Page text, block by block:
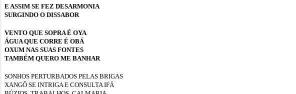
E ASSIM SE FEZ DESARMONIA
SURGINDO O DISSABOR
VENTO QUE SOPRA É OYA
ÁGUA QUE CORRE É OBÁ
OXUM NAS SUAS FONTES
TAMBÉM QUERO ME BANHAR
SONHOS PERTURBADOS PELAS BRIGAS
XANGÔ SE INTRIGA E CONSULTA IFÁ